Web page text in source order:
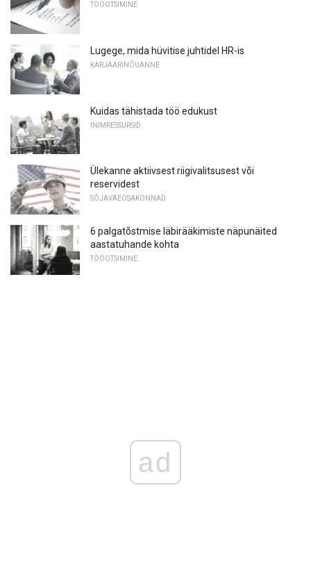
TÖÖOTSIMINE
Lugege, mida hüvitise juhtidel HR-is
KARJÄÄRINÕUANNE
Kuidas tähistada töö edukust
INIMRESSURSID
Ülekanne aktiivsest riigivalitsusest või
reservidest
SÕJAVÄEOSAKONNAD
6 palgatõstmise läbirääkimiste näpunäited
aastatuhande kohta
TÖÖOTSIMINE
ad